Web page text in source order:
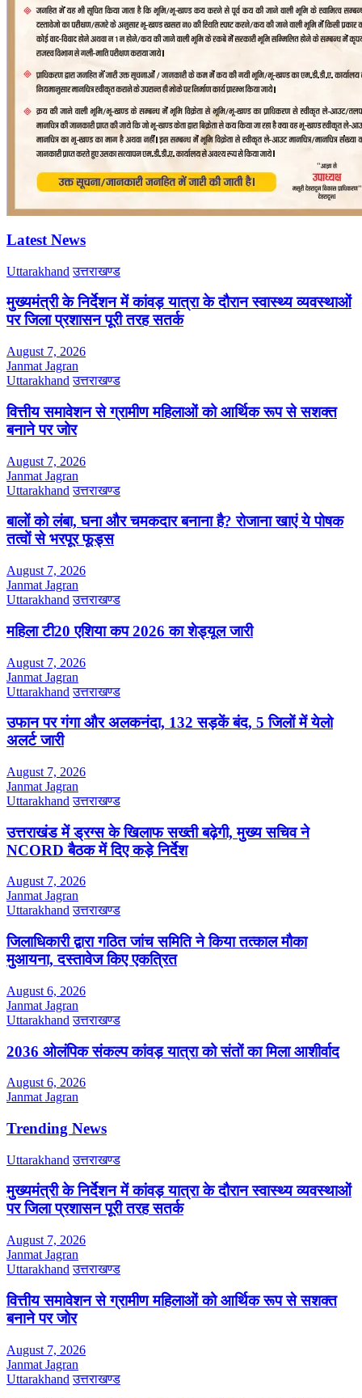
Latest News
Uttarakhand उत्तराखण्ड
मुख्यमंत्री के निर्देशन में कांवड़ यात्रा के दौरान स्वास्थ्य व्यवस्थाओं
पर जिला प्रशासन पूरी तरह सतर्क
August 7, 2026
Janmat Jagran
Uttarakhand उत्तराखण्ड
वित्तीय समावेशन से ग्रामीण महिलाओं को आर्थिक रूप से सशक्त
बनाने पर जोर
August 7, 2026
Janmat Jagran
Uttarakhand उत्तराखण्ड
बालों को लंबा, घना और चमकदार बनाना है? रोजाना खाएं ये पोषक
तत्वों से भरपूर फूड्स
August 7, 2026
Janmat Jagran
Uttarakhand उत्तराखण्ड
महिला टी20 एशिया कप 2026 का शेड्यूल जारी
August 7, 2026
Janmat Jagran
Uttarakhand उत्तराखण्ड
उफान पर गंगा और अलकनंदा, 132 सड़कें बंद, 5 जिलों में येलो
अलर्ट जारी
August 7, 2026
Janmat Jagran
Uttarakhand उत्तराखण्ड
उत्तराखंड में ड्रग्स के खिलाफ सख्ती बढ़ेगी, मुख्य सचिव ने
NCORD बैठक में दिए कड़े निर्देश
August 7, 2026
Janmat Jagran
Uttarakhand उत्तराखण्ड
जिलाधिकारी द्वारा गठित जांच समिति ने किया तत्काल मौका
मुआयना, दस्तावेज किए एकत्रित
August 6, 2026
Janmat Jagran
Uttarakhand उत्तराखण्ड
2036 ओलंपिक संकल्प कांवड़ यात्रा को संतों का मिला आशीर्वाद
August 6, 2026
Janmat Jagran
Trending News
Uttarakhand उत्तराखण्ड
मुख्यमंत्री के निर्देशन में कांवड़ यात्रा के दौरान स्वास्थ्य व्यवस्थाओं
पर जिला प्रशासन पूरी तरह सतर्क
August 7, 2026
Janmat Jagran
Uttarakhand उत्तराखण्ड
वित्तीय समावेशन से ग्रामीण महिलाओं को आर्थिक रूप से सशक्त
बनाने पर जोर
August 7, 2026
Janmat Jagran
Uttarakhand उत्तराखण्ड